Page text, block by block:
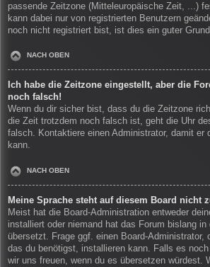
passende Zeitzone (Mitteleuropäische Zeit, ...)
kann dabei nur von registrierten Benutzern
noch nicht registriert bist, ist dies ein guter
NACH OBEN
Ich habe die Zeitzone eingestellt, aber die
noch falsch!
Wenn du dir sicher bist, dass du die Zeitzone
die Zeit trotzdem noch falsch ist, geht die Uhr
falsch. Kontaktiere einen Administrator, damit er
kann.
NACH OBEN
Meine Sprache steht auf diesem Board nicht
Meist hat die Board-Administration entweder
installiert oder niemand hat das Forum bislang in
übersetzt. Frage ggf. einen Board-Administrator,
das du benötigst, installieren kann. Falls es
wir uns freuen, wenn du es übersetzen würdest.